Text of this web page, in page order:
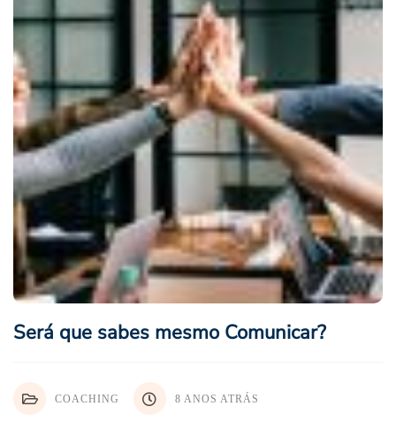
Será que sabes mesmo Comunicar?
COACHING 8 ANOS ATRÁS